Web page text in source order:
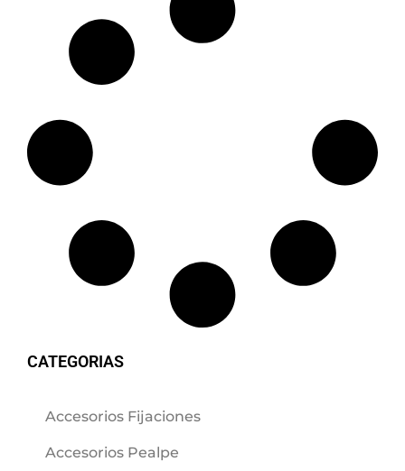
CATEGORIAS
Accesorios Fijaciones
Accesorios Pealpe